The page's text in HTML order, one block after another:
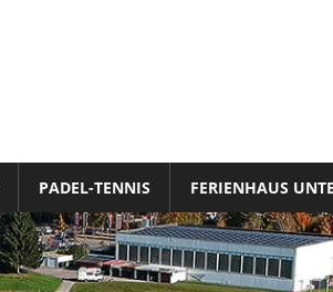
PADEL-TENNIS FERIENHAUS